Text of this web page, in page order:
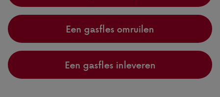
Een gasfles omruilen
Een gasfles inleveren